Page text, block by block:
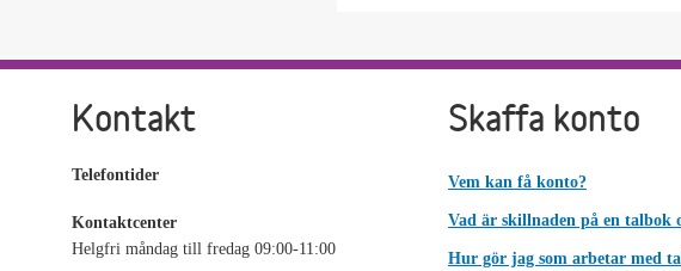
Kontakt
Telefontider
Kontaktcenter
Helgfri måndag till fredag 09:00-11:00
Skaffa konto
Vem kan få konto?
Vad är skillnaden på en talbok
Hur gör jag som arbetar med